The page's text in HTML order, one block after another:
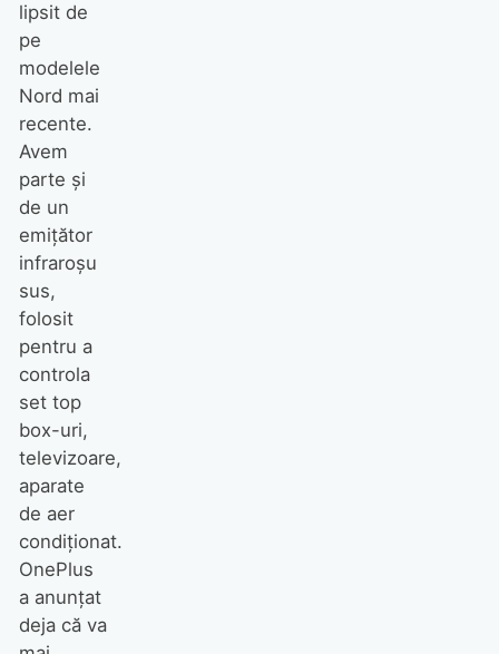
lipsit de
pe
modelele
Nord mai
recente.
Avem
parte şi
de un
emiţător
infraroşu
sus,
folosit
pentru a
controla
set top
box-uri,
televizoare,
aparate
de aer
condiţionat.
OnePlus
a anunţat
deja că va